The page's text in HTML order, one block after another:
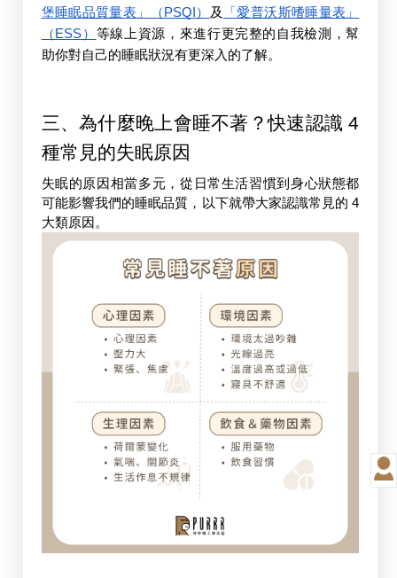
堡睡眠品質量表」（PSQI） 及
「愛普沃斯嗜睡量表」
（ESS） 等線上資源，來進行更完整的自我檢測，幫
助你對自己的睡眠狀況有更深入的了解。
三、為什麼晚上會睡不著？快速認識 4
種常見的失眠原因
失眠的原因相當多元，從日常生活習慣到身心狀態都
可能影響我們的睡眠品質，以下就帶大家認識常見的 4
大類原因。